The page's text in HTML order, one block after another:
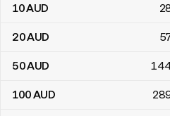
10AUD
20AUD
50AUD
100AUD